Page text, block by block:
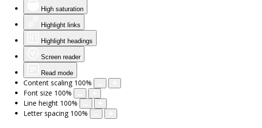
High saturation
Highlight links
Highlight headings
Screen reader
Read mode
Content scaling 100%
Font size 100%
Line height 100%
Letter spacing 100%